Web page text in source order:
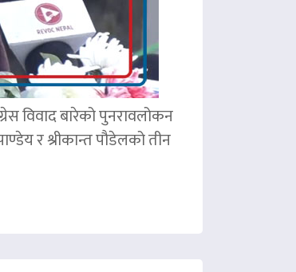
विवाद बारेको पुनरावलोकन
र श्रीकान्त पौडेलको तीन